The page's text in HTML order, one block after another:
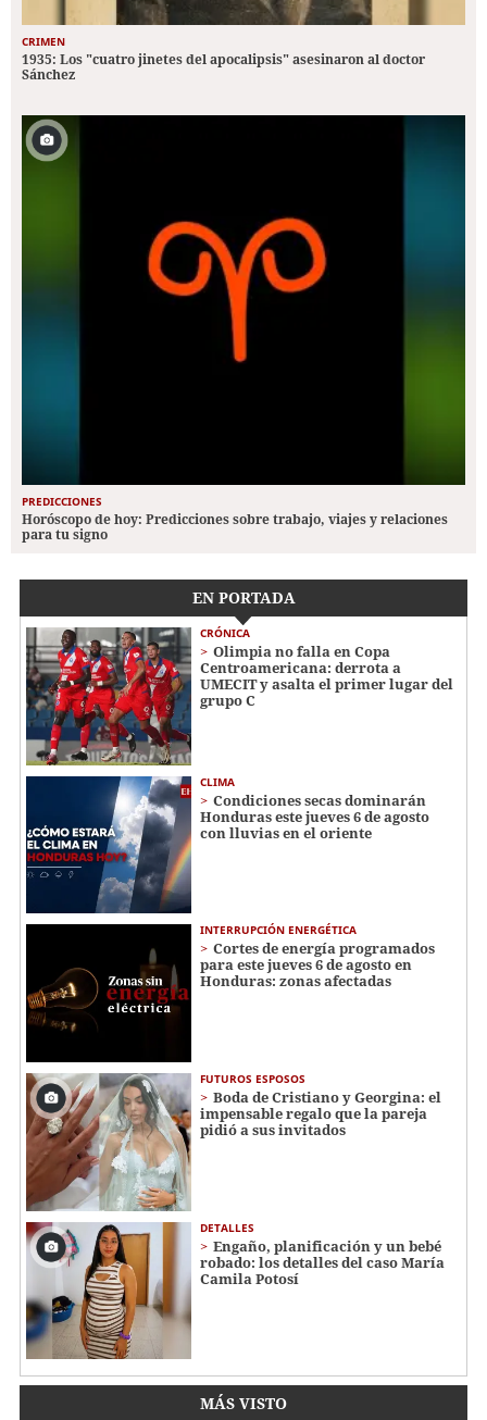
CRIMEN
1935: Los "cuatro jinetes del apocalipsis" asesinaron al doctor
Sánchez
PREDICCIONES
Horóscopo de hoy: Predicciones sobre trabajo, viajes y relaciones
para tu signo
EN PORTADA
CRÓNICA
Olimpia no falla en Copa
Centroamericana: derrota a
UMECIT y asalta el primer lugar del
grupo C
CLIMA
Condiciones secas dominarán
Honduras este jueves 6 de agosto
con lluvias en el oriente
INTERRUPCIÓN ENERGÉTICA
Cortes de energía programados
para este jueves 6 de agosto en
Honduras: zonas afectadas
FUTUROS ESPOSOS
Boda de Cristiano y Georgina: el
impensable regalo que la pareja
pidió a sus invitados
DETALLES
Engaño, planificación y un bebé
robado: los detalles del caso María
Camila Potosí
MÁS VISTO